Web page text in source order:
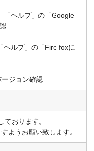
「ヘルプ」の「Google
ヘルプ」の「Fire foxに
ージョン確認
おります。
ようお願い致します。